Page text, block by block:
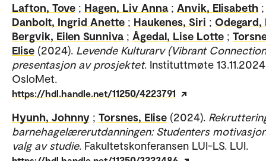
Lafton, Tove ; Hagen, Liv Anna ; Anvik, Elisabeth ;
Danbolt, Ingrid Anette ; Haukenes, Siri ; Odegard,
Bergvik, Eilen Sunniva ; Ågedal, Lise Lotte ;
Elise (2024). Levende Kulturarv (Vibrant
presentasjon av prosjektet. Instituttmøte
OsloMet.
https://hdl.handle.net/11250/4223791
Hyunh, Johnny ; Torsnes, Elise (2024).
barnehagelærerutdanningen: Studenters
valg av studie. Fakultetskonferansen LUI-LS. LUI.